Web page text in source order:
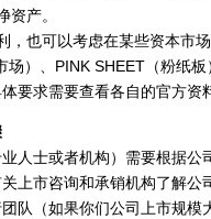
资产。
，也可以考虑在某些资本市
场）、PINK SHEET（粉纸
要求需要查看各自的官方资
人士或者机构）需要根据
上市咨询和承销机构了解公
队（如果你们公司上市规